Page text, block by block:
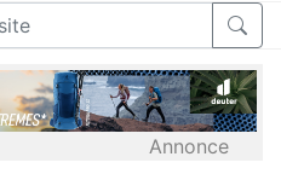
Annonce